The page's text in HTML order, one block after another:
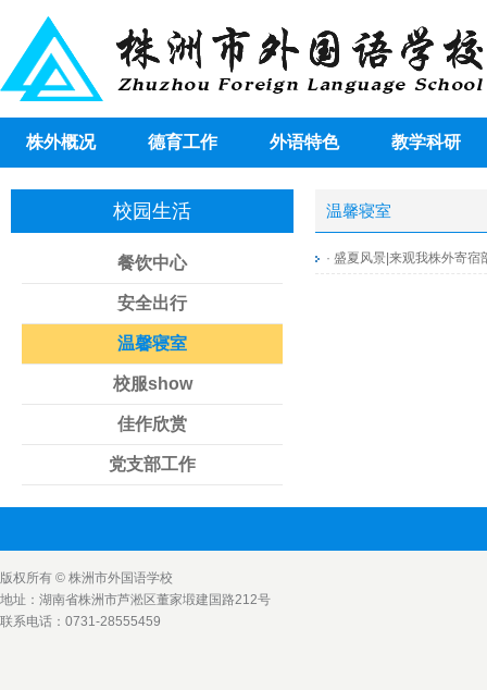
株外概况 德育工作 外语特色 教学科研
校园生活
餐饮中心
安全出行
温馨寝室
校服show
佳作欣赏
党支部工作
温馨寝室
· 盛夏风景|来观我株外寄宿
版权所有 © 株洲市外国语学校
地址：湖南省株洲市芦淞区董家塅建国路212号
联系电话：0731-28555459